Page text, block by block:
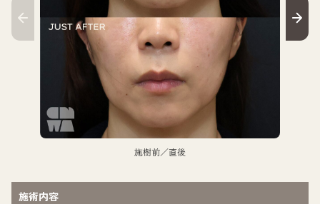
施樹前／直後
施術内容